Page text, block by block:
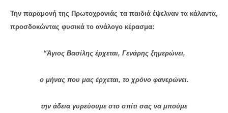
Την παραμονή της Πρωτοχρονιάς τα παιδιά έψελναν τα κάλαντα,
προσδοκώντας φυσικά το ανάλογο κέρασμα:
“Άγιος Βασίλης έρχεται, Γενάρης ξημερώνει,
ο μήνας που μας έρχεται, το χρόνο φανερώνει.
την άδεια γυρεύουμε στο σπίτι σας να μπούμε